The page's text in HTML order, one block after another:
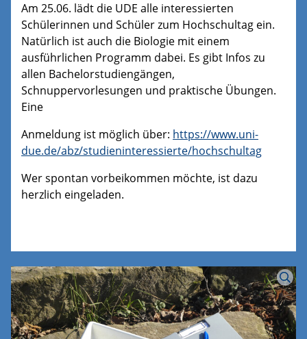
Am 25.06. lädt die UDE alle interessierten
Schülerinnen und Schüler zum Hochschultag ein.
Natürlich ist auch die Biologie mit einem
ausführlichen Programm dabei. Es gibt Infos zu
allen Bachelorstudiengängen,
Schnuppervorlesungen und praktische Übungen.
Eine
Anmeldung ist möglich über: https://www.uni-
due.de/abz/studieninteressierte/hochschultag
Wer spontan vorbeikommen möchte, ist dazu
herzlich eingeladen.